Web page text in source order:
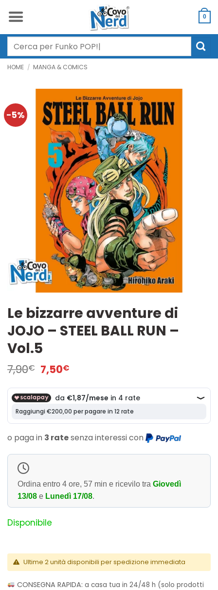
0
Cerca:
HOME / MANGA & COMICS
-5%
Le bizzarre avventure di
JOJO – STEEL BALL RUN –
Vol.5
7,90€ Il
prezzo
originale
era:
7,90€.
7,50€
attuale
è:
7,50€.
o paga in 3 ratesenza interessi con
Ordina entro 4 ore, 57 min e ricevilo tra Giovedì
13/08 e Lunedì 17/08.
Disponibile
Ultime 2 unità disponibili per spedizione immediata
CONSEGNA RAPIDA:a casa tua in 24/48 h (solo prodotti